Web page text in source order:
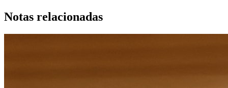
Notas relacionadas